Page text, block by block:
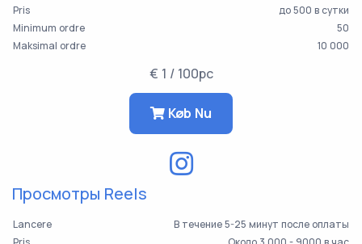
Pris
до 500 в сутки
Minimum ordre
50
Maksimal ordre
10 000
€ 1 / 100pc
Køb Nu
Просмотры Reels
Lancere
В течение 5-25 минут после оплаты